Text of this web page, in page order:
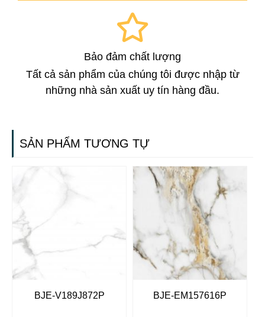
Bảo đảm chất lượng
Tất cả sản phẩm của chúng tôi được nhập từ
những nhà sản xuất uy tín hàng đầu.
SẢN PHẨM TƯƠNG TỰ
BJE-V189J872P BJE-EM157616P